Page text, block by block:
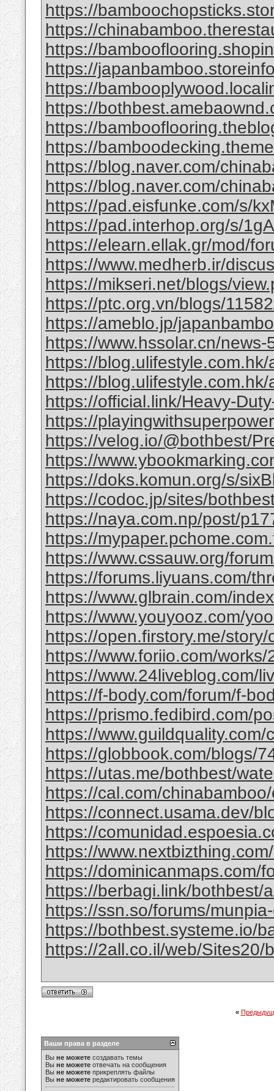
https://
https://
https://
https://
https://
https://
https://
https://
https://blog.naver.com/
https://blog.naver.com/
https://pad.eisfunke.com/s/
https://pad.interhop.org/s/
https://elearn.ellak.gr/mod/
https://www.medherb.ir/
https://mikseri.net/blogs/
https://ptc.org.vn/blogs/
https://ameblo.jp/
https://www.hssolar.cn/news-
https://
https://
https://official.link/Heavy-
https://
https://velog.io/@bothbest/
https://
https://doks.komun.org/s/
https://codoc.jp/sites/
https://naya.com.np/post/
https://
https://www.cssauw.org/
https://forums.liyuans.com/
https://www.glbrain.com/
https://www.youyooz.com/
https://open.firstory.me/
https://www.foriio.com/
https://www.24liveblog.com/
https://f-body.com/forum/f-
https://prismo.fedibird.com/
https://
https://globbook.com/blogs/
https://utas.me/bothbest/
https://cal.com/
https://connect.usama.dev/
https://
https://
https://dominicanmaps.com/
https://berbagi.link/bothbest/
https://ssn.so/forums/
https://bothbest.systeme.io/
https://2all.co.il/web/Sites20/
«
Ваши права в разделе
Вы не можете создавать темы
Вы не можете отвечать на сообщения
Вы не можете прикреплять файлы
Вы не можете редактировать сообщения